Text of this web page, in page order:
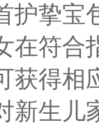
护挚宝
在符合
获得相
新生儿